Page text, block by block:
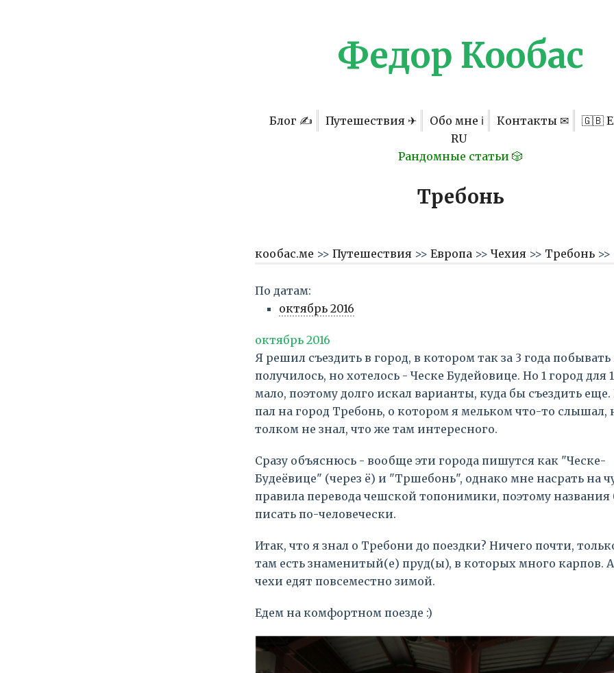
Федор Кообас
Блог ✍ Путешествия ✈ Обо мне ℹ Контакты ✉
🇬🇧
RU
Рандомные статьи 🎲
Требонь
кообас.ме >> Путешествия >> Европа >> Чехия >> Требонь >>
По датам:
октябрь 2016
октябрь 2016
Я решил съездить в город, в котором так за 3 года побывать
получилось, но хотелось - Ческе Будейовице. Но 1 город для
мало, поэтому долго искал варианты, куда бы съездить
пал на город Требонь, о котором я мельком что-то слышал,
толком не знал, что же там интересного.
Сразу объяснюсь - вообще эти города пишутся как "Ческе-
Будеёвице" (через ё) и "Тршебонь", однако мне насрать на
правила перевода чешской топонимики, поэтому названия
писать по-человечески.
Итак, что я знал о Требони до поездки? Ничего почти,
там есть знаменитый(е) пруд(ы), в которых много карпов.
чехи едят повсеместно зимой.
Едем на комфортном поезде :)